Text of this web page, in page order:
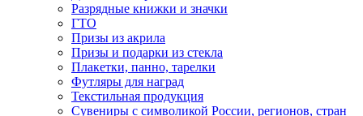
Разрядные книжки и значки
ГТО
Призы из акрила
Призы и подарки из стекла
Плакетки, панно, тарелки
Футляры для наград
Текстильная продукция
Сувениры с символикой России, регионов, стран